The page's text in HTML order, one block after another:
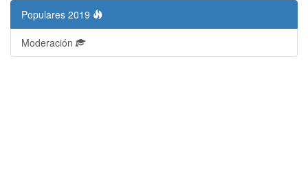
Populares 2019
Moderación